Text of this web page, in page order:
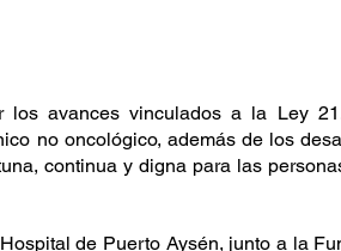
los avances vinculados a la Ley
no oncológico, además de los
continua y digna para las
de Puerto Aysén, junto a la